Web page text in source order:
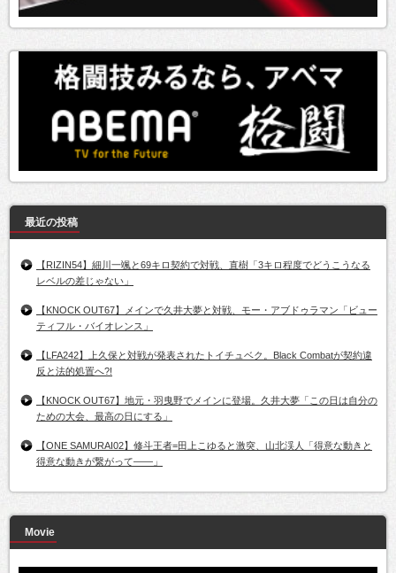
最近の投稿
【RIZIN54】細川一颯と69キロ契約で対戦、直樹「3キロ程度でどうこうなる
レベルの差じゃない」
【KNOCK OUT67】メインで久井大夢と対戦、モー・アブドゥラマン「ビュー
ティフル・バイオレンス」
【LFA242】上久保と対戦が発表されたトイチュベク。Black Combatが契約違
反と法的処置へ?!
【KNOCK OUT67】地元・羽曳野でメインに登場。久井大夢「この日は自分の
ための大会、最高の日にする」
【ONE SAMURAI02】修斗王者=田上こゆると激突、山北渓人「得意な動きと
得意な動きが繋がって――」
Movie